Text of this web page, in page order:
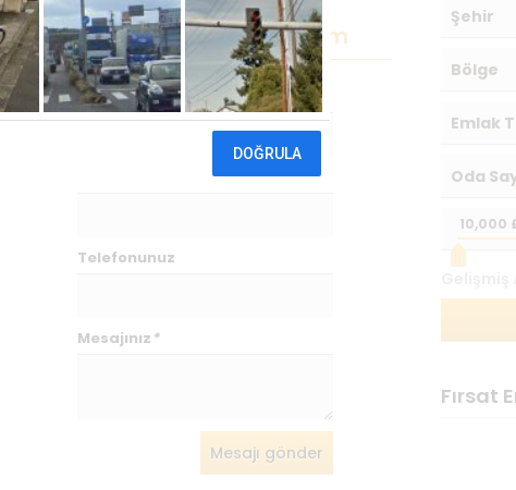
Bu Emlakla İlgileniyorum
İsminiz*
Telefonunuz
Mesajınız *
Mesajı gönder
Şehir
Bölge
Emlak
Oda
10,000
Fırsat